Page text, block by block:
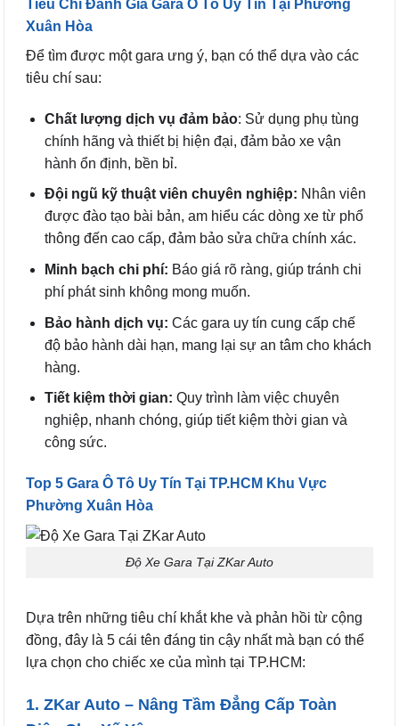
Tiêu Chí Đánh Giá Gara Ô Tô Uy Tín Tại Phường
Xuân Hòa
Để tìm được một gara ưng ý, bạn có thể dựa vào các
tiêu chí sau:
Chất lượng dịch vụ đảm bảo: Sử dụng phụ tùng
chính hãng và thiết bị hiện đại, đảm bảo xe vận
hành ổn định, bền bỉ.
Đội ngũ kỹ thuật viên chuyên nghiệp: Nhân viên
được đào tạo bài bản, am hiểu các dòng xe từ phổ
thông đến cao cấp, đảm bảo sửa chữa chính xác.
Minh bạch chi phí: Báo giá rõ ràng, giúp tránh chi
phí phát sinh không mong muốn.
Bảo hành dịch vụ: Các gara uy tín cung cấp chế
độ bảo hành dài hạn, mang lại sự an tâm cho khách
hàng.
Tiết kiệm thời gian: Quy trình làm việc chuyên
nghiệp, nhanh chóng, giúp tiết kiệm thời gian và
công sức.
Top 5 Gara Ô Tô Uy Tín Tại TP.HCM Khu Vực
Phường Xuân Hòa
Độ Xe Gara Tại ZKar Auto
Dựa trên những tiêu chí khắt khe và phản hồi từ cộng
đồng, đây là 5 cái tên đáng tin cậy nhất mà bạn có thể
lựa chọn cho chiếc xe của mình tại TP.HCM:
1. ZKar Auto – Nâng Tầm Đẳng Cấp Toàn